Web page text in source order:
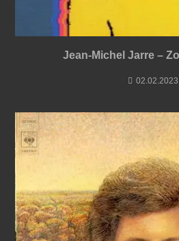
Jean-Michel Jarre –
02.02.2023